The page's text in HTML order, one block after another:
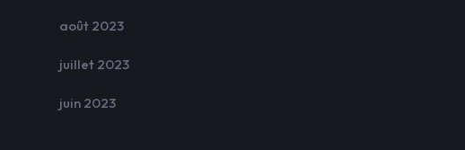
août 2023
juillet 2023
juin 2023